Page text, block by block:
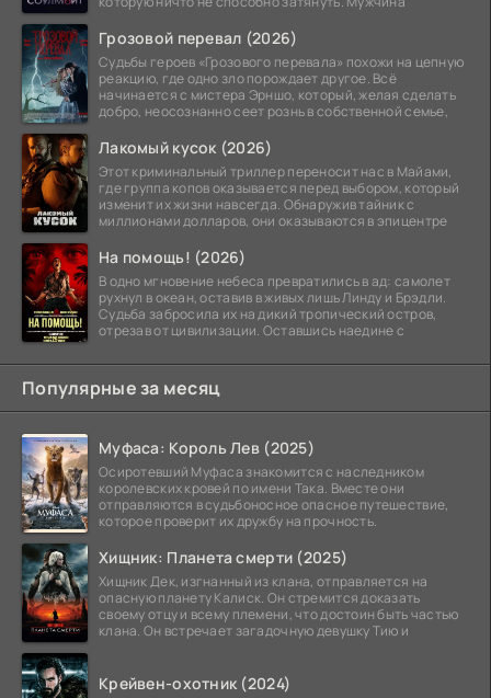
Грозовой перевал (2026)
Судьбы героев «Грозового перевала» похожи на цепную
реакцию, где одно зло порождает другое. Всё
начинается с мистера Эрншо, который, желая сделать
добро, неосознанно сеет рознь в собственной семье,
Лакомый кусок (2026)
Этот криминальный триллер переносит нас в Майами,
где группа копов оказывается перед выбором, который
изменит их жизни навсегда. Обнаружив тайник с
миллионами долларов, они оказываются в эпицентре
На помощь! (2026)
В одно мгновение небеса превратились в ад: самолет
рухнул в океан, оставив в живых лишь Линду и Брэдли.
Судьба забросила их на дикий тропический остров,
отрезав от цивилизации. Оставшись наедине с
Популярные за месяц
Муфаса: Король Лев (2025)
Осиротевший Муфаса знакомится с наследником
королевских кровей по имени Така. Вместе они
отправляются в судьбоносное опасное путешествие,
которое проверит их дружбу на прочность.
Хищник: Планета смерти (2025)
Хищник Дек, изгнанный из клана, отправляется на
опасную планету Калиск. Он стремится доказать
своему отцу и всему племени, что достоин быть частью
клана. Он встречает загадочную девушку Тию и
Крейвен-охотник (2024)